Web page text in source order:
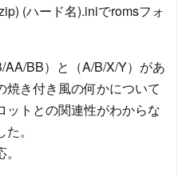
(ハード名).iniでromsフォ
BB）と（A/B/X/Y）があ
焼き付き風の何かについて
ットとの関連性がわからな
。